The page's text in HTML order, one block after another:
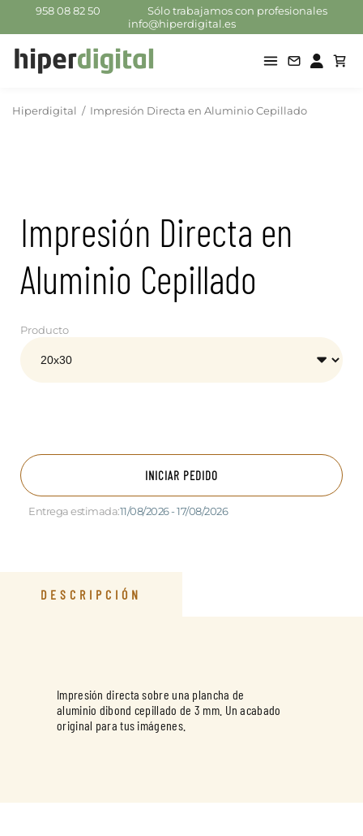
958 08 82 50
Sólo trabajamos con profesionales
info@hiperdigital.es
Hiperdigital / Impresión Directa en Aluminio Cepillado
Impresión Directa en
Aluminio Cepillado
Producto
INICIAR PEDIDO
Entrega estimada:11/08/2026 - 17/08/2026
DESCRIPCIÓN
Impresión directa sobre una plancha de
aluminio dibond cepillado de 3 mm. Un acabado
original para tus imágenes.